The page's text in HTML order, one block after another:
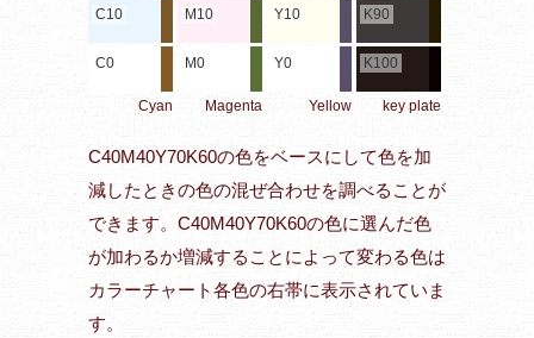
C10
C0
Cyan
M10
M0
Magenta
Y10
Y0
Yellow
K90
K100
key plate
C40M40Y70K60の色をベースにして色を加
減したときの色の混ぜ合わせを調べることが
できます。C40M40Y70K60の色に選んだ色
が加わるか増減することによって変わる色は
カラーチャート各色の右帯に表示されていま
す。